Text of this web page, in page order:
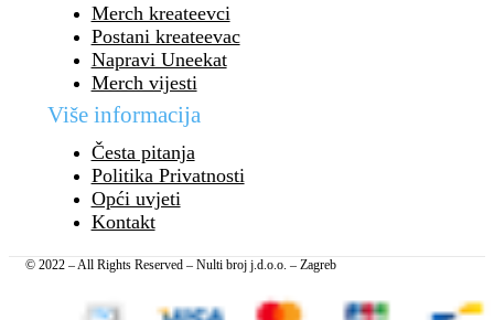
Merch kreateevci
Postani kreateevac
Napravi Uneekat
Merch vijesti
Više informacija
Česta pitanja
Politika Privatnosti
Opći uvjeti
Kontakt
© 2022 – All Rights Reserved – Nulti broj j.d.o.o. – Zagreb